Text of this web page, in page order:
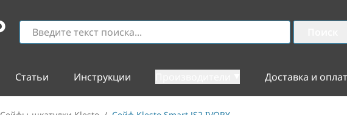
Статьи Инструкции Доставка и